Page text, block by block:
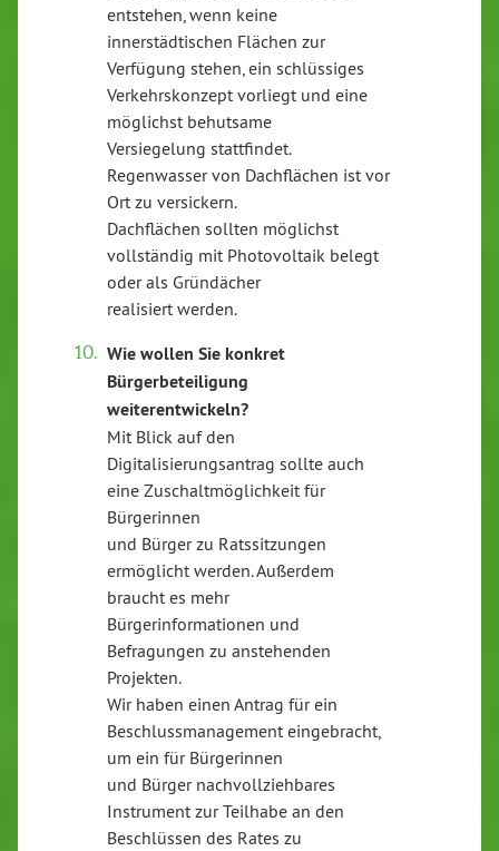
entstehen, wenn keine
innerstädtischen Flächen zur
Verfügung stehen, ein schlüssiges
Verkehrskonzept vorliegt und eine
möglichst behutsame
Versiegelung stattfindet.
Regenwasser von Dachflächen ist vor
Ort zu versickern.
Dachflächen sollten möglichst
vollständig mit Photovoltaik belegt
oder als Gründächer
realisiert werden.
Wie wollen Sie konkret
Bürgerbeteiligung
weiterentwickeln?
Mit Blick auf den
Digitalisierungsantrag sollte auch
eine Zuschaltmöglichkeit für
Bürgerinnen
und Bürger zu Ratssitzungen
ermöglicht werden. Außerdem
braucht es mehr
Bürgerinformationen und
Befragungen zu anstehenden
Projekten.
Wir haben einen Antrag für ein
Beschlussmanagement eingebracht,
um ein für Bürgerinnen
und Bürger nachvollziehbares
Instrument zur Teilhabe an den
Beschlüssen des Rates zu